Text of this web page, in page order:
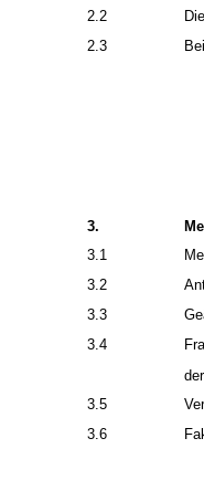
2.2
2.3
3.
3.1
3.2
3.3
3.4
3.5
3.6